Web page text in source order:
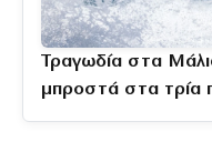
Τραγωδία στα
μπροστά στα τρία